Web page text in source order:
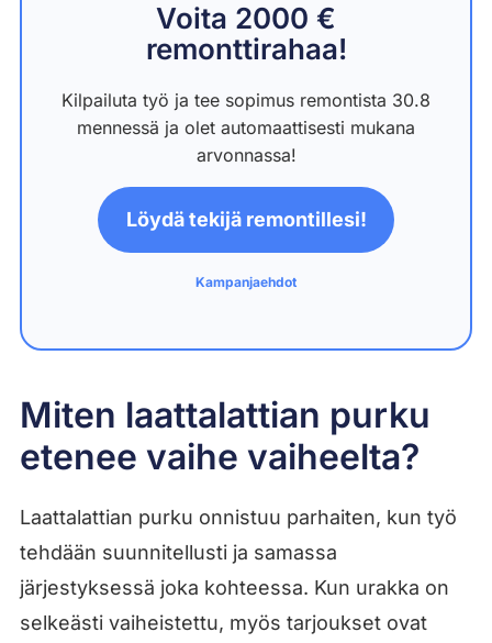
Voita 2000 €
remonttirahaa!
Kilpailuta työ ja tee sopimus remontista 30.8
mennessä ja olet automaattisesti mukana
arvonnassa!
Löydä tekijä remontillesi!
Kampanjaehdot
Miten laattalattian purku
etenee vaihe vaiheelta?
Laattalattian purku onnistuu parhaiten, kun työ
tehdään suunnitellusti ja samassa
järjestyksessä joka kohteessa. Kun urakka on
selkeästi vaiheistettu, myös tarjoukset ovat